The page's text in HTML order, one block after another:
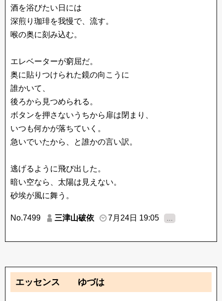
酒を浴びたい日には
深煎り珈琲を我慢で、流す。
喉の奥に刻み込む。
エレベーターが窮屈だ。
奥に貼りつけられた鏡の向こうに
誰かいて、
後ろから見つめられる。
ボタンを押さないうちから扉は閉まり、
いつも何かが落ちていく。
急いでいたから、と誰かの言い訳。
逃げるように飛び出した。
暗い空なら、太陽は見えない。
砂埃が風に舞う。
No.7499 三津山破依 7月24日 19:05
エッセンス ゆづは